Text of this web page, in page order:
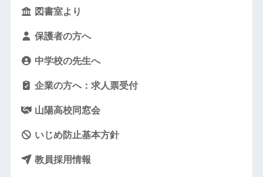
図書室より
保護者の方へ
中学校の先生へ
企業の方へ：求人票受付
山陽高校同窓会
いじめ防止基本方針
教員採用情報